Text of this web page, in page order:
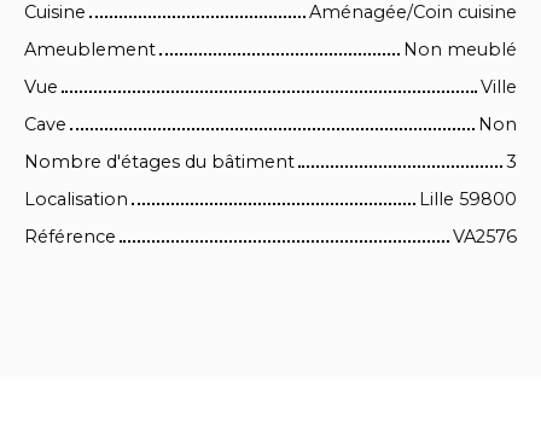
Cuisine
Aménagée/Coin cuisine
Ameublement
Non meublé
Vue
Ville
Cave
Non
Nombre d'étages du bâtiment
3
Localisation
Lille 59800
Référence
VA2576